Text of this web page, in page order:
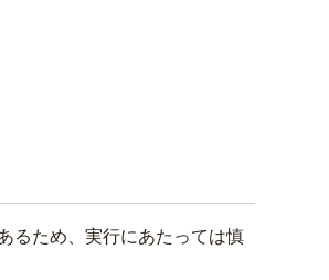
るため、実行にあたっては慎